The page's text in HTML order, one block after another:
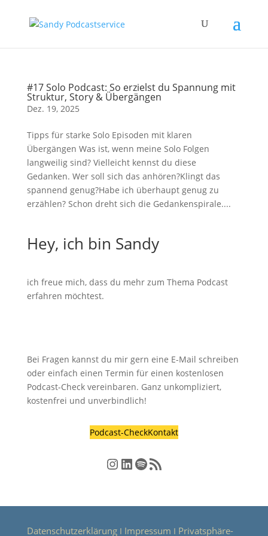
#17 Solo Podcast: So erzielst du Spannung mit
Struktur, Story & Übergängen
Dez. 19, 2025
Tipps für starke Solo Episoden mit klaren
Übergängen Was ist, wenn meine Solo Folgen
langweilig sind? Vielleicht kennst du diese
Gedanken. Wer soll sich das anhören?Klingt das
spannend genug?Habe ich überhaupt genug zu
erzählen? Schon dreht sich die Gedankenspirale....
Hey, ich bin Sandy
ich freue mich, dass du mehr zum Thema Podcast
erfahren möchtest.
Bei Fragen kannst du mir gern eine E-Mail schreiben
oder einfach einen Termin für einen kostenlosen
Podcast-Check vereinbaren. Ganz unkompliziert,
kostenfrei und unverbindlich!
Podcast-CheckKontakt
Instagram
LinkedIn
Spotify
RSS-Feed
DatenschutzerklärungΙ Impressum Ι Privatsphäre-